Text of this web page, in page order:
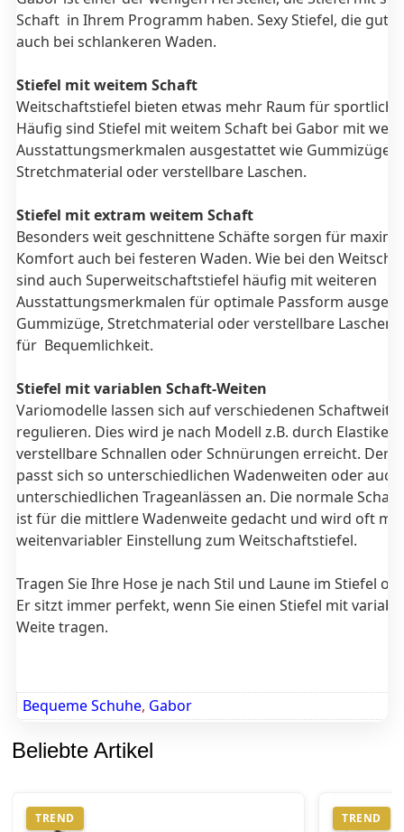
Schaft in Ihrem Programm haben. Sexy Stiefel, die gut
auch bei schlankeren Waden.
Stiefel mit weitem Schaft
Weitschaftstiefel bieten etwas mehr Raum für sportliche
Häufig sind Stiefel mit weitem Schaft bei Gabor mit
Ausstattungsmerkmalen ausgestattet wie Gummizüge,
Stretchmaterial oder verstellbare Laschen.
Stiefel mit extram weitem Schaft
Besonders weit geschnittene Schäfte sorgen für
Komfort auch bei festeren Waden. Wie bei den
sind auch Superweitschaftstiefel häufig mit weiteren
Ausstattungsmerkmalen für optimale Passform
Gummizüge, Stretchmaterial oder verstellbare Laschen
für Bequemlichkeit.
Stiefel mit variablen Schaft-Weiten
Variomodelle lassen sich auf verschiedenen
regulieren. Dies wird je nach Modell z.B. durch
verstellbare Schnallen oder Schnürungen erreicht. Der
passt sich so unterschiedlichen Wadenweiten oder auch
unterschiedlichen Trageanlässen an. Die normale
ist für die mittlere Wadenweite gedacht und wird oft mit
weitenvariabler Einstellung zum Weitschaftstiefel.
Tragen Sie Ihre Hose je nach Stil und Laune im Stiefel
Er sitzt immer perfekt, wenn Sie einen Stiefel mit
Weite tragen.
Bequeme Schuhe, Gabor
Beliebte Artikel
TREND TREND